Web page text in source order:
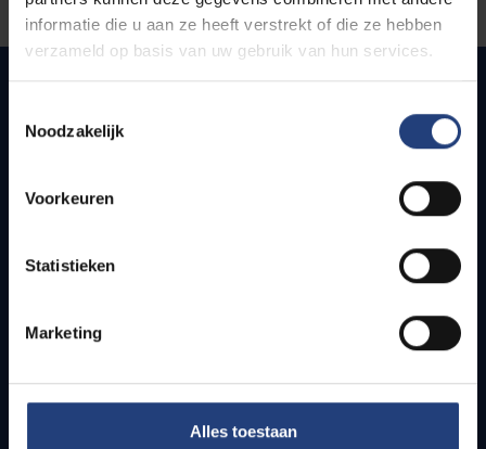
informatie die u aan ze heeft verstrekt of die ze hebben
verzameld op basis van uw gebruik van hun services.
Noodzakelijk
Voorkeuren
Statistieken
Marketing
Alles toestaan
Snel naar
Bereikbaarheid